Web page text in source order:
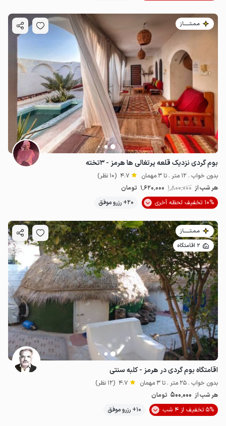
مـمـتــــــاز
بوم گردی نزدیک قلعه پرتغالی ها هرمز - ۳تخته
بدون خواب . 12 متر . تا 3 مهمان 4.7 (10 نظر)
هر شب از 1٬800٬000 1٬620٬000 تومان
10% تخفیف لحظه آخری
20+ رزرو موفق
مـمـتــــــاز
2 اقامتگاه
اقامتگاه بوم گردی در هرمز - کلبه سنتی
بدون خواب . 25 متر . تا 3 مهمان 4.7 (12 نظر)
هر شب از 500٬000 تومان
5% تخفیف از 4 شب
10+ رزرو موفق